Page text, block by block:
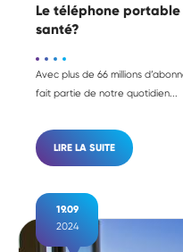
Le téléphone
santé?
Avec plus de 66 millions
fait partie de notre quotidien...
LIRE LA SUITE
19.09
2024